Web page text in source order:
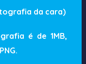
da cara)
é de 1MB,